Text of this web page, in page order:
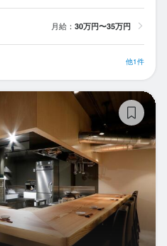
月給： 30万円〜35万円
他1件